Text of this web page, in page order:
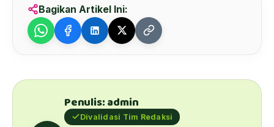
Bagikan Artikel Ini:
Penulis: admin
Divalidasi Tim Redaksi